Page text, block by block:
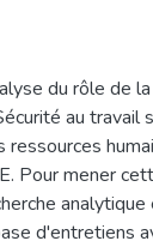
du rôle de
au travail
Pour mener
d'entretiens